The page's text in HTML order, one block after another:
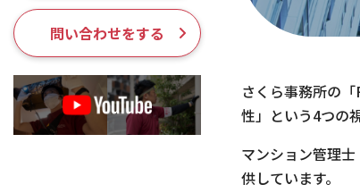
問い合わせをする
さくら事務所の
性」という4つの
マンション管理
供しています。